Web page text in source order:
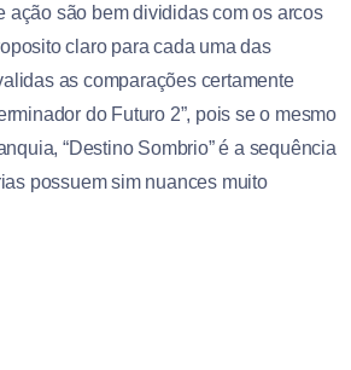
ação são bem divididas com os arcos
claro para cada uma das
as comparações certamente
do Futuro 2”, pois se o mesmo
“Destino Sombrio” é a sequência
possuem sim nuances muito